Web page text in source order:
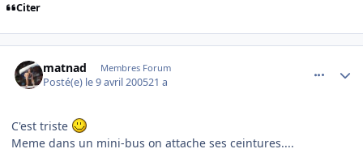
Citer
matnad Membres Forum
Posté(e) le 9 avril 200521 a
C'est triste
Meme dans un mini-bus on attache ses ceintures....